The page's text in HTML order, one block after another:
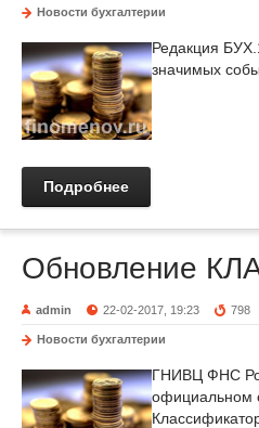
Новости бухгалтерии
Редакция
значимых
Подробнее
Обновление
admin 22-02-2017, 19:23 798
Новости бухгалтерии
ГНИВЦ ФНС
официальном